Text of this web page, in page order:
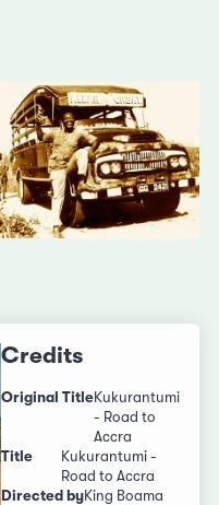
Credits
Original TitleKukurantumi
- Road to
Accra
Title
Kukurantumi -
Road to Accra
Directed byKing Boama